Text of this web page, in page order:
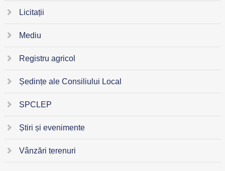
Licitații
Mediu
Registru agricol
Ședințe ale Consiliului Local
SPCLEP
Știri și evenimente
Vânzări terenuri